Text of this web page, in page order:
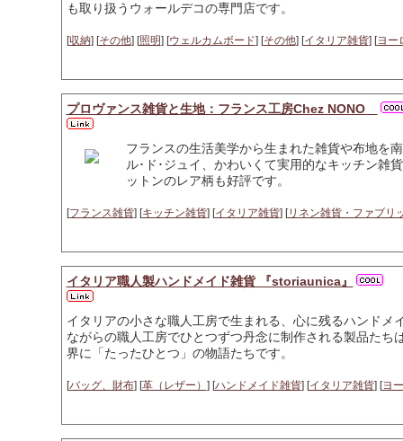
も取り扱うウォールデコの専門店です。
[収納] [その他] [照明] [ウェルカムボード] [その他] [イタリア雑貨] [ヨー
プロヴァンス雑貨と生地：フランス工房Chez NONO
フランスの生活美学から生まれた雑貨や布地を
ル･ド･ジュイ、かわいくて実用的なキッチン雑
ットンのレア柄も好評です。
[フランス雑貨] [キッチン雑貨] [イタリア雑貨] [リネン雑貨・ファブリ
イタリア職人製ハンドメイド雑貨 『storiaunica』
イタリアの小さな職人工房で生まれる、心に残るハンド
ながらの職人工房でひとつずつ丹念に制作される製品た
界に「たったひとつ」の物語たちです。
[バッグ、財布] [革（レザー） ] [ハンドメイド雑貨] [イタリア雑貨] [ヨ